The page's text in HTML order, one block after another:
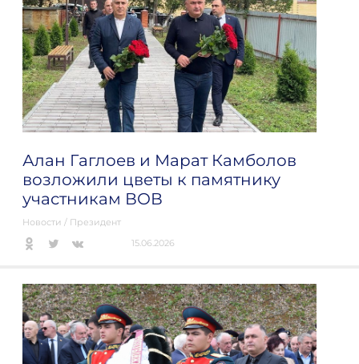
Алан Гаглоев и Марат Камболов
возложили цветы к памятнику
участникам ВОВ
Новости / Президент
15.06.2026